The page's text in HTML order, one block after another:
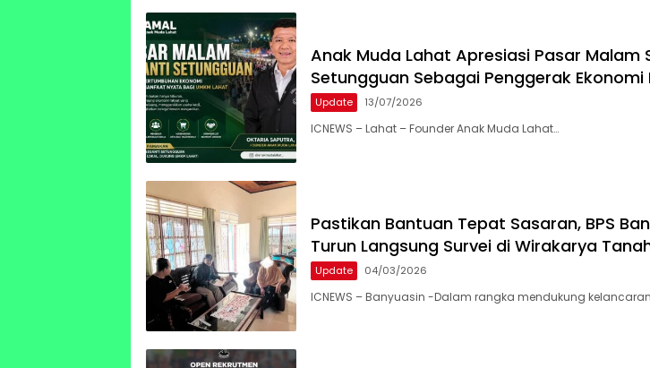
Anak Muda Lahat Apresiasi Pasar Malam
Setungguan Sebagai Penggerak
Update 13/07/2026
ICNEWS – Lahat – Founder Anak Muda Lahat…
Pastikan Bantuan Tepat Sasaran, BPS
Turun Langsung Survei di Wirakarya
Update 04/03/2026
ICNEWS – Banyuasin -Dalam rangka mendukung